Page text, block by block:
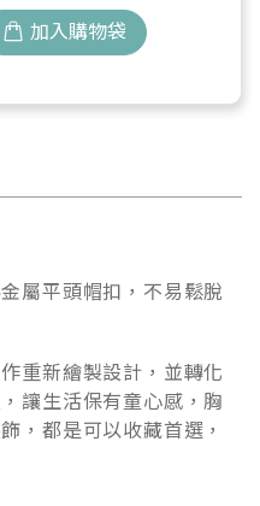
加入購物袋
屬平頭帽扣，不易鬆脫
重新繪製設計，並轉化
讓生活保有童心感，胸
，都是可以收藏首選，